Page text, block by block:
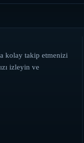
kolay takip etmenizi
izleyin ve